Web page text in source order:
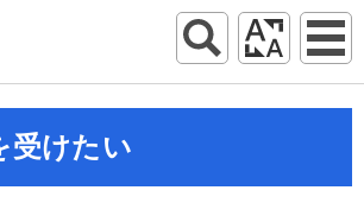
受けたい